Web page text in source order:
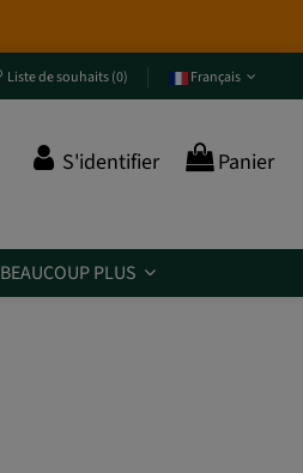
Liste de souhaits(0) Français
S'identifier Panier
BEAUCOUP PLUS